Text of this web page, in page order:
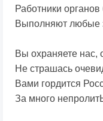
Работники органов
Выполняют любые
Вы охраняете нас,
Не страшась
Вами гордится
За много